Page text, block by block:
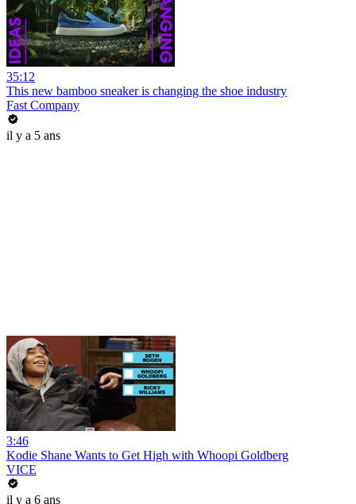
35:12
This new bamboo sneaker is changing the shoe industry
Fast Company
il y a 5 ans
3:46
Kodie Shane Wants to Get High with Whoopi Goldberg
VICE
il y a 6 ans